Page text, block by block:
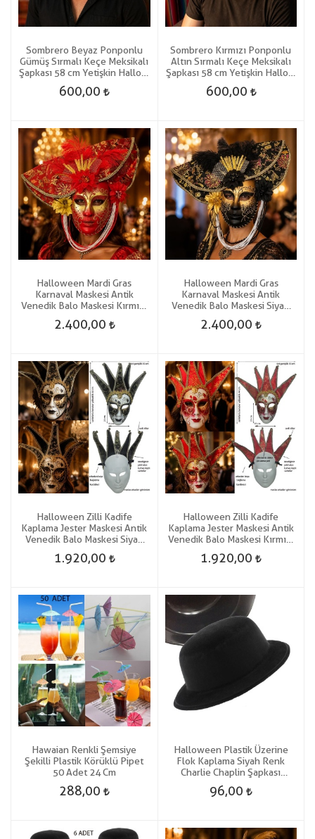
Sombrero Beyaz Ponponlu
Gümüş Sırmalı Keçe Meksikalı
Şapkası 58 cm Yetişkin Hallow
600,00
Sombrero Kırmızı Ponponlu
Altın Sırmalı Keçe Meksikalı
Şapkası 58 cm Yetişkin Hallow
600,00
Halloween Mardi Gras
Karnaval Maskesi Antik
Venedik Balo Maskesi Kırmızı
2.400,00
Halloween Mardi Gras
Karnaval Maskesi Antik
Venedik Balo Maskesi Siyah
2.400,00
Halloween Zilli Kadife
Kaplama Jester Maskesi Antik
Venedik Balo Maskesi Siyah
1.920,00
Halloween Zilli Kadife
Kaplama Jester Maskesi Antik
Venedik Balo Maskesi Kırmızı
1.920,00
Hawaian Renkli Şemsiye
Şekilli Plastik Körüklü Pipet
50 Adet 24 Cm
288,00
Halloween Plastik Üzerine
Flok Kaplama Siyah Renk
Charlie Chaplin Şapkası
Yetişkin-Çocuk Uyumlu 1 Adet
Gösteri
96,00